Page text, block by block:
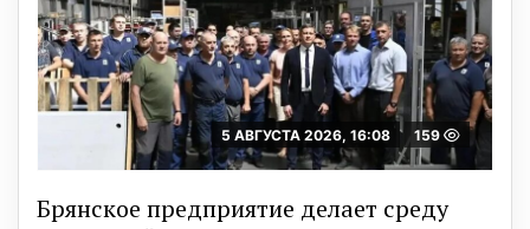
5 АВГУСТА 2026, 16:08 159
Брянское предприятие делает среду